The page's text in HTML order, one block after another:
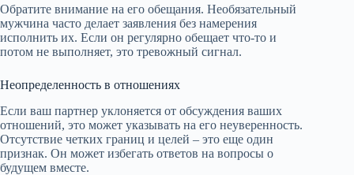
Обратите внимание на его обещания. Необязательный
мужчина часто делает заявления без намерения
исполнить их. Если он регулярно обещает что-то и
потом не выполняет, это тревожный сигнал.
Неопределенность в отношениях
Если ваш партнер уклоняется от обсуждения ваших
отношений, это может указывать на его неуверенность.
Отсутствие четких границ и целей – это еще один
признак. Он может избегать ответов на вопросы о
будущем вместе.